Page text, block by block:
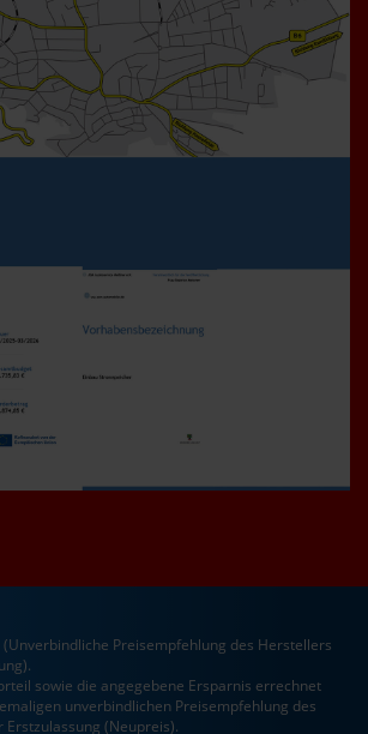
Preisempfehlung des Herstellers
sowie die angegebene Ersparnis errechnet
unverbindlichen Preisempfehlung des
(Neupreis).